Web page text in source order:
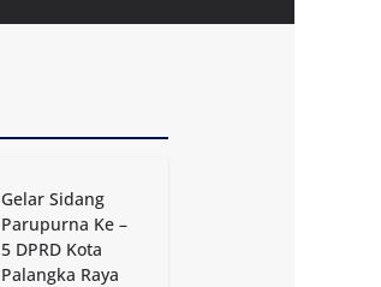
Gelar Sidang
Parupurna Ke –
5 DPRD Kota
Palangka Raya